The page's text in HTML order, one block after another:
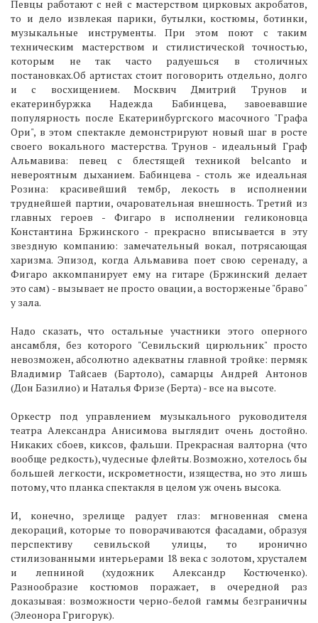
Певцы работают с ней с мастерством цирковых акробатов,
то и дело извлекая парики, бутылки, костюмы, ботинки,
музыкальные инструменты. При этом поют с таким
техническим мастерством и стилистической точностью,
которым не так часто радуешься в столичных
постановках.Об артистах стоит поговорить отдельно, долго
и с восхищением. Москвич Дмитрий Трунов и
екатеринбуржка Надежда Бабинцева, завоевавшие
популярность после Екатеринбургского масочного "Графа
Ори", в этом спектакле демонстрируют новый шаг в росте
своего вокального мастерства. Трунов - идеальный Граф
Альмавива: певец с блестящей техникой belcanto и
невероятным дыханием. Бабинцева - столь же идеальная
Розина: красивейший тембр, лекость в исполнении
труднейшей партии, очаровательная внешность. Третий из
главных героев - Фигаро в исполнении геликоновца
Константина Бржинского - прекрасно вписывается в эту
звездную компанию: замечательный вокал, потрясающая
харизма. Эпизод, когда Альмавива поет свою серенаду, а
Фигаро аккомпанирует ему на гитаре (Бржинский делает
это сам) - вызывает не просто овации, а восторженые "браво"
у зала.
Надо сказать, что остальные участники этого оперного
ансамбля, без которого "Севильский цирюльник" просто
невозможен, абсолютно адекватны главной тройке: пермяк
Владимир Тайсаев (Бартоло), самарцы Андрей Антонов
(Дон Базилио) и Наталья Фризе (Берта) - все на высоте.
Оркестр под управлением музыкального руководителя
театра Александра Анисимова выглядит очень достойно.
Никаких сбоев, киксов, фальши. Прекрасная валторна (что
вообще редкость), чудесные флейты. Возможно, хотелось бы
большей легкости, искрометности, изящества, но это лишь
потому, что планка спектакля в целом уж очень высока.
И, конечно, зрелище радует глаз: мгновенная смена
декораций, которые то поворачиваются фасадами, образуя
перспективу севильской улицы, то иронично
стилизованными интерьерами 18 века с золотом, хрусталем
и лепниной (художник Александр Костюченко).
Разнообразие костюмов поражает, в очередной раз
доказывая: возможности черно-белой гаммы безграничны
(Элеонора Григорук).